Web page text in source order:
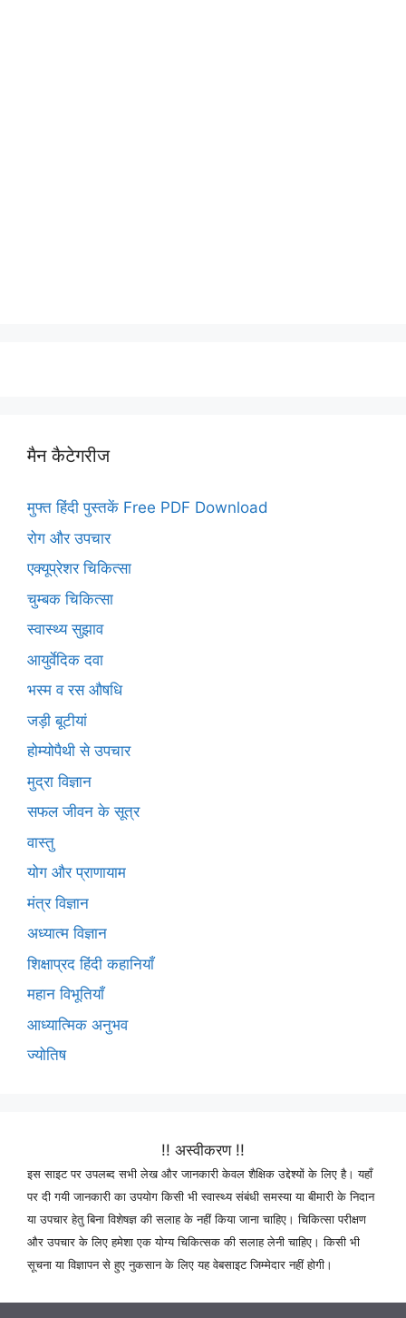
मैन कैटेगरीज
मुफ्त हिंदी पुस्तकें Free PDF Download
रोग और उपचार
एक्यूप्रेशर चिकित्सा
चुम्बक चिकित्सा
स्वास्थ्य सुझाव
आयुर्वेदिक दवा
भस्म व रस औषधि
जड़ी बूटीयां
होम्योपैथी से उपचार
मुद्रा विज्ञान
सफल जीवन के सूत्र
वास्तु
योग और प्राणायाम
मंत्र विज्ञान
अध्यात्म विज्ञान
शिक्षाप्रद हिंदी कहानियाँ
महान विभूतियाँ
आध्यात्मिक अनुभव
ज्योतिष
!! अस्वीकरण !!
इस साइट पर उपलब्द सभी लेख और जानकारी केवल शैक्षिक उद्देश्यों के लिए है। यहाँ
पर दी गयी जानकारी का उपयोग किसी भी स्वास्थ्य संबंधी समस्या या बीमारी के निदान
या उपचार हेतु बिना विशेषज्ञ की सलाह के नहीं किया जाना चाहिए। चिकित्सा परीक्षण
और उपचार के लिए हमेशा एक योग्य चिकित्सक की सलाह लेनी चाहिए। किसी भी
सूचना या विज्ञापन से हुए नुकसान के लिए यह वेबसाइट जिम्मेदार नहीं होगी।